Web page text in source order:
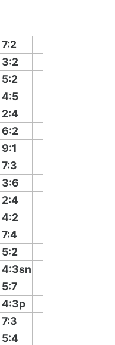
7:2
3:2
5:2
4:5
2:4
6:2
9:1
7:3
3:6
2:4
4:2
7:4
5:2
4:3sn
5:7
4:3p
7:3
5:4